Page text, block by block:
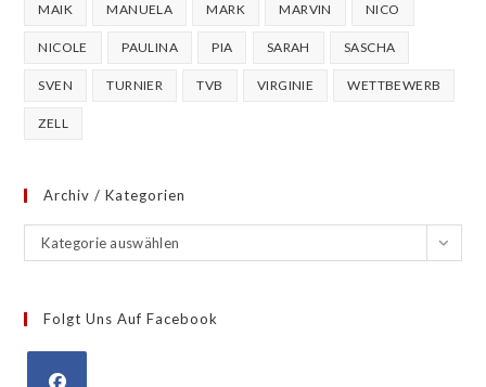
MAIK MANUELA MARK MARVIN NICO
NICOLE PAULINA PIA SARAH SASCHA
SVEN TURNIER TVB VIRGINIE WETTBEWERB
ZELL
Archiv / Kategorien
Archiv
/
Kategorie auswählen
Folgt Uns Auf Facebook